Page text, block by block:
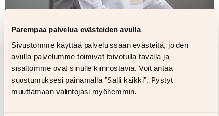
Parempaa palvelua evästeiden avulla
Sivustomme käyttää palveluissaan evästeitä, joiden
avulla palvelumme toimivat toivotulla tavalla ja
sisältömme ovat sinulle kiinnostavia. Voit antaa
suostumuksesi painamalla ”Salli kaikki”. Pystyt
muuttamaan valintojasi myöhemmin.